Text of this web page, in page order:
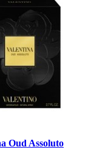
Oud Assoluto